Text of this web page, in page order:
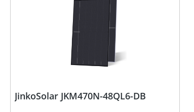
JinkoSolar JKM470N-48QL6-DB